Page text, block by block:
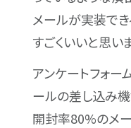
メールが実装で
すごくいいと思い
アンケートフォー
ールの差し込み
開封率80%のメ